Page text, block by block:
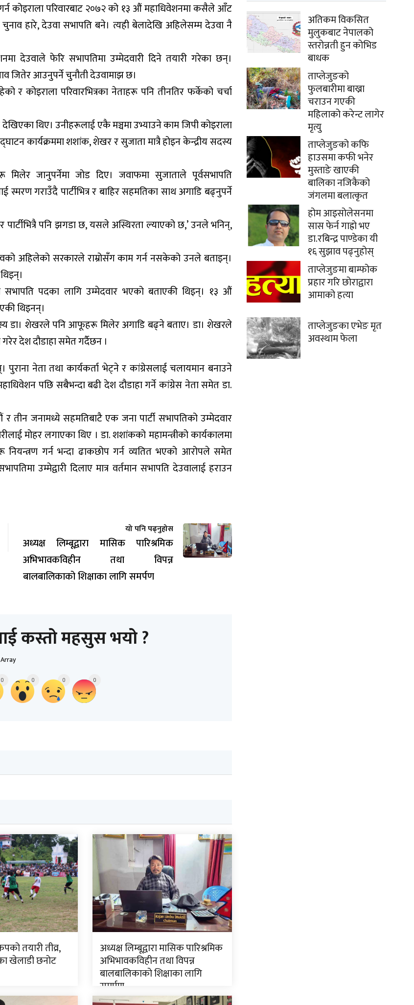
गर्न कोइराला परिवारबाट २०७२ को १३ औं महाधिवेशनमा कसैले आँट
हारे, देउवा सभापति बने। त्यही बेलादेखि अहिलेसम्म देउवा नै
देउवाले फेरि सभापतिमा उम्मेदवारी दिने तयारी गरेका छन्।
जितेर आउनुपर्ने चुनौती देउवामाझ छ।
कोइराला परिवारभित्रका नेताहरू पनि तीनतिर फर्केको चर्चा
थिए। उनीहरूलाई एकै मञ्चमा उभ्याउने काम जिपी कोइराला
कार्यक्रममा शशांक, शेखर र सुजाता मात्रै होइन केन्द्रीय सदस्य
मिलेर जानुपर्नेमा जोड दिए। जवाफमा सुजाताले पूर्वसभापति
गराउँदै पार्टीभित्र र बाहिर सहमतिका साथ अगाडि बढ्नुपर्ने
पार्टीभित्रै पनि झगडा छ, यसले अस्थिरता ल्याएको छ,’ उनले भनिन्,
अहिलेको सरकारले राम्रोसँग काम गर्न नसकेको उनले बताइन्।
पदका लागि उम्मेदवार भएको बताएकी थिइन्। १३ औं
थिइनन्।
डा। शेखरले पनि आफूहरू मिलेर अगाडि बढ्ने बताए। डा। शेखरले
देश दौडाहा समेत गर्दैछन ।
नेता तथा कार्यकर्ता भेट्ने र कांग्रेसलाई चलायमान बनाउने
पछि सबैभन्दा बढी देश दौडाहा गर्ने कांग्रेस नेता समेत डा.
र तीन जनामध्ये सहमतिबाटै एक जना पार्टी सभापतिको उम्मेदवार
मोहर लगाएका थिए । डा. शशांकको महामन्त्रीको कार्यकालमा
गर्न भन्दा ढाकछोप गर्न व्यतित भएको आरोपले समेत
उम्मेद्वारी दिलाए मात्र वर्तमान सभापति देउवालाई हराउन
यो पनि पढ्नुहोस
अध्यक्ष लिम्बूद्वारा मासिक पारिश्रमिक
अभिभावकविहीन तथा विपन्न
बालबालिकाको शिक्षाका लागि समर्पण
कस्तो महसुस भयो ?
Array
0 0 0 0
तयारी तीव्र,
खेलाडी छनोट
अध्यक्ष लिम्बूद्वारा मासिक पारिश्रमिक
अभिभावकविहीन तथा विपन्न
बालबालिकाको शिक्षाका लागि
समर्पण
अतिकम विकसित
मुलुकबाट नेपालको
स्तरोन्नती हुन कोभिड
बाधक
ताप्लेजुङको
फुलबारीमा बाख्रा
चराउन गएकी
महिलाको करेन्ट लागेर
मृत्यु
ताप्लेजुङको कफि
हाउसमा कफी भनेर
मुस्ताङे खाएकी
बालिका नजिकैको
जंगलमा बलात्कृत
होम आइसोलेसनमा
सास फेर्न गाह्रो भए
डा.रबिन्द्र पाण्डेका यी
१६ सुझाव पढ्नुहोस्
ताप्लेजुङमा बाम्फोक
प्रहार गरि छोराद्वारा
आमाको हत्या
ताप्लेजुङका एभेङ मृत
अवस्थाम फेला